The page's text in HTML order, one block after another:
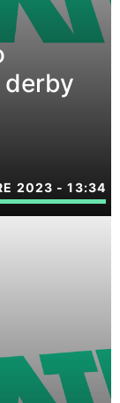
derby
2023 - 13:34